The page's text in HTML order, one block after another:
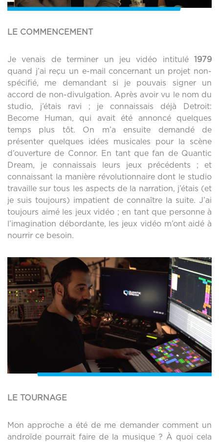
LE COMMENCEMENT
Je venais de terminer un jeu vidéo intitulé 1979
quand j’ai reçu un e-mail concernant un projet non-
spécifié, me demandant si je pouvais signer un
accord de non-divulgation. Après avoir vu le nom du
studio, j’étais ravi ; je connaissais déjà Detroit:
Become Human, qui avait été annoncé quelques
temps plus tôt. On m’a ensuite demandé de
présenter quelques idées musicales pour la scène
d’ouverture de Connor. En tant que fan de Quantic
Dream, je connaissais leurs jeux précédents ; et
connaissant la manière révolutionnaire dont le studio
travaille sur tous les aspects de la narration, j’étais (et
je suis toujours) impatient de connaître la suite. J’ai
toujours aimé les jeux vidéo ; en tant que personne à
l’imagination débordante, les jeux vidéo m’ont aidé à
nourrir ce besoin.
LE TOURNAGE
Mon approche a été de me demander comment un
androïde pourrait faire de la musique ? À quoi cela